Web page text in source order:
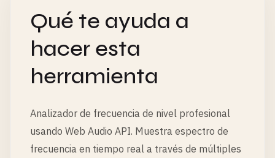
Qué te ayuda a
hacer esta
herramienta
Analizador de frecuencia de nivel profesional
usando Web Audio API. Muestra espectro de
frecuencia en tiempo real a través de múltiples